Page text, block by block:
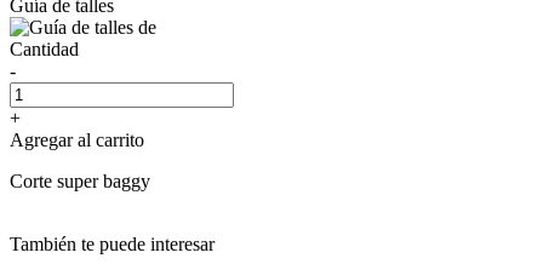
Guía de talles
Cantidad
-
+
Agregar al carrito
Corte super baggy
También te puede interesar